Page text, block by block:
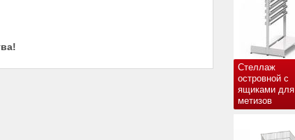
Стеллаж
островной с
ящиками для
метизов